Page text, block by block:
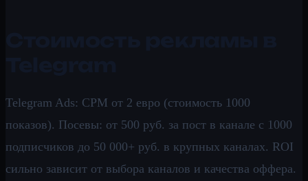
Telegram Ads: CPM от 2 евро (стоимость 1000
показов). Посевы: от 500 руб. за пост в канале с 1000
подписчиков до 50 000+ руб. в крупных каналах. ROI
сильно зависит от выбора каналов и качества оффера.